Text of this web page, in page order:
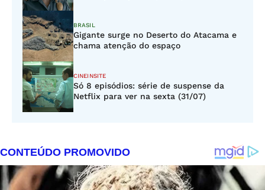
BRASIL
Gigante surge no Deserto do Atacama e
chama atenção do espaço
CINEINSITE
Só 8 episódios: série de suspense da
Netflix para ver na sexta (31/07)